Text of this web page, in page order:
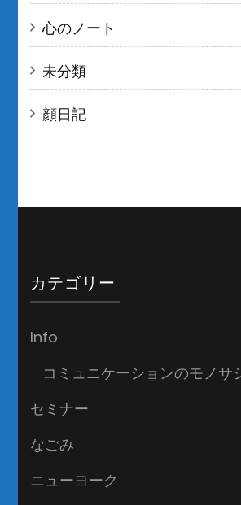
心のノート
未分類
顔日記
カテゴリー
Info
コミュニケーションのモノサ
セミナー
なごみ
ニューヨーク